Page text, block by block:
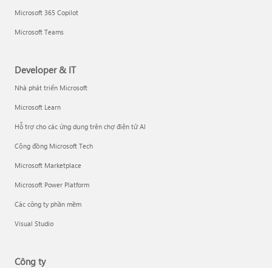
Microsoft 365 Copilot
Microsoft Teams
Developer & IT
Nhà phát triển Microsoft
Microsoft Learn
Hỗ trợ cho các ứng dụng trên chợ điện tử AI
Cộng đồng Microsoft Tech
Microsoft Marketplace
Microsoft Power Platform
Các công ty phần mềm
Visual Studio
Công ty